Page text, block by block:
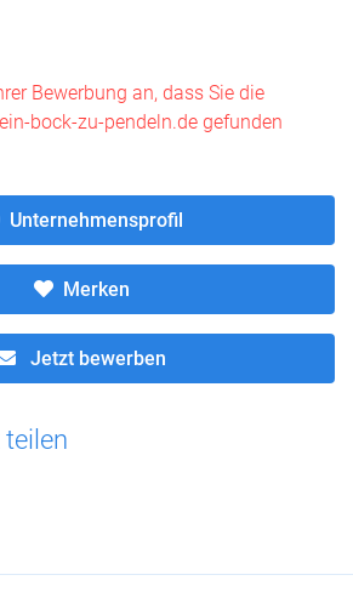
Bewerbung an, dass Sie die
bock-zu-pendeln.de gefunden
Unternehmensprofil
Merken
Jetzt bewerben